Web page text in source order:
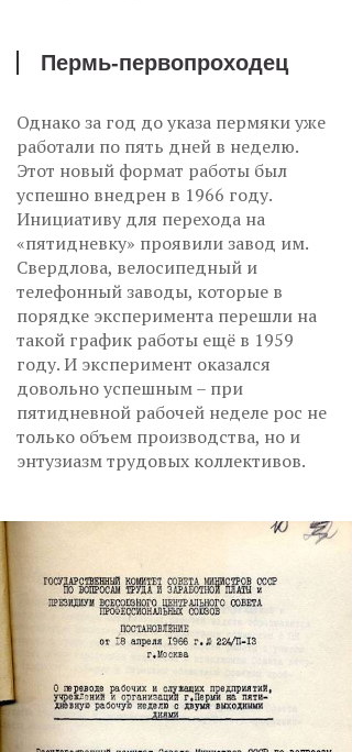
Пермь-первопроходец
Однако за год до указа пермяки уже
работали по пять дней в неделю.
Этот новый формат работы был
успешно внедрен в 1966 году.
Инициативу для перехода на
«пятидневку» проявили завод им.
Свердлова, велосипедный и
телефонный заводы, которые в
порядке эксперимента перешли на
такой график работы ещё в 1959
году. И эксперимент оказался
довольно успешным – при
пятидневной рабочей неделе рос не
только объем производства, но и
энтузиазм трудовых коллективов.